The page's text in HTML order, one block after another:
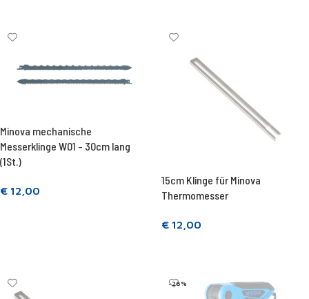
Minova mechanische
Messerklinge W01 - 30cm lang
(1St.)
€ 12,00
15cm Klinge für Minova
Thermomesser
€ 12,00
-26%